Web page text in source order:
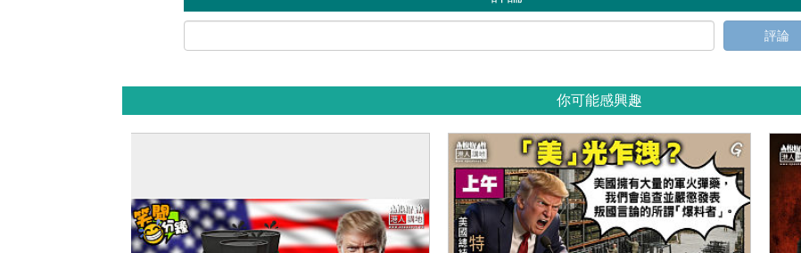
評論
你可能感興趣